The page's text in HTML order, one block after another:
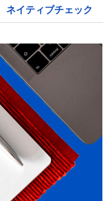
ネイティブチェック